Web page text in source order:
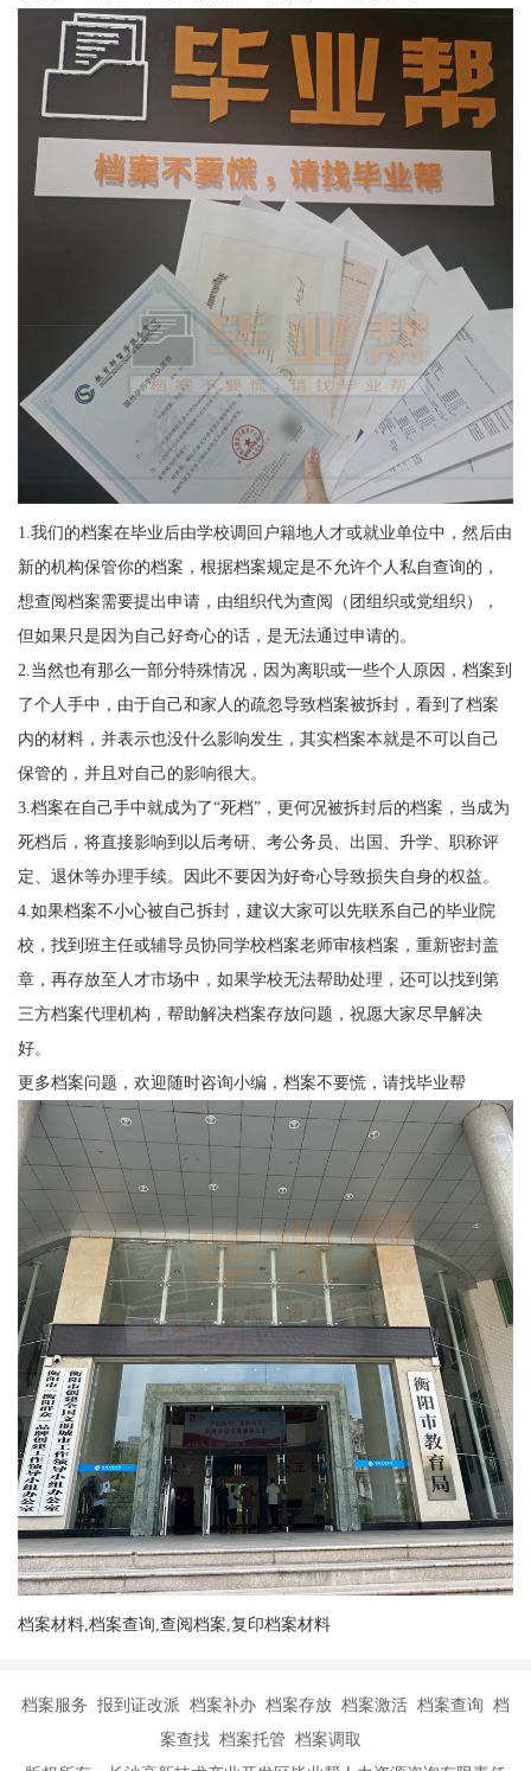
1.我们的档案在毕业后由学校调回户籍地人才或就业单位中，然后由
新的机构保管你的档案，根据档案规定是不允许个人私自查询的，
想查阅档案需要提出申请，由组织代为查阅（团组织或党组织），
但如果只是因为自己好奇心的话，是无法通过申请的。
2.当然也有那么一部分特殊情况，因为离职或一些个人原因，档案到
了个人手中，由于自己和家人的疏忽导致档案被拆封，看到了档案
内的材料，并表示也没什么影响发生，其实档案本就是不可以自己
保管的，并且对自己的影响很大。
3.档案在自己手中就成为了“死档”，更何况被拆封后的档案，当成为
死档后，将直接影响到以后考研、考公务员、出国、升学、职称评
定、退休等办理手续。因此不要因为好奇心导致损失自身的权益。
4.如果档案不小心被自己拆封，建议大家可以先联系自己的毕业院
校，找到班主任或辅导员协同学校档案老师审核档案，重新密封盖
章，再存放至人才市场中，如果学校无法帮助处理，还可以找到第
三方档案代理机构，帮助解决档案存放问题，祝愿大家尽早解决
好。
更多档案问题，欢迎随时咨询小编，档案不要慌，请找毕业帮
档案材料,档案查询,查阅档案,复印档案材料
档案服务 报到证改派 档案补办 档案存放 档案激活 档案查询 档
案查找 档案托管 档案调取